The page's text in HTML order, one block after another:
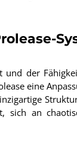
der
eine
sich an